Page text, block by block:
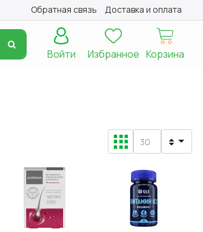
Обратная связь Доставка и оплата
Корзина
Избранное
Войти